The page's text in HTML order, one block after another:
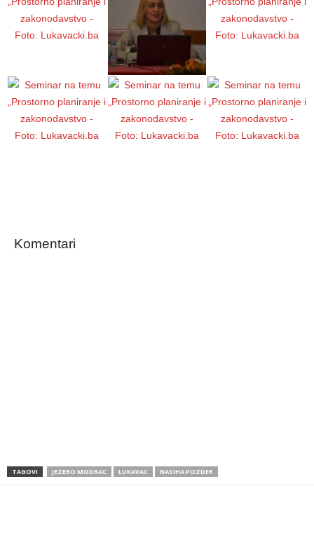
Komentari
TAGOVI JEZERO MODRAC LUKAVAC NASIHA POZDER